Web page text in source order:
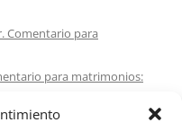
Comentario para
para matrimonios:
para Matrimonios: